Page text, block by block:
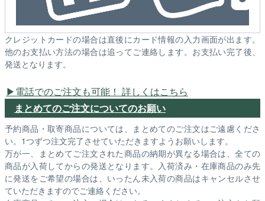
クレジットカードの場合は直後にカード情報の入力画面が出ます。
他のお支払い方法の場合は追ってご連絡します。お支払い完了後、
発送となります。
電話でのご注文も可能！ 詳しくはこちら
まとめてのご注文についてのお願い
予約商品・取寄商品については、まとめてのご注文はご遠慮くださ
い。1つずつ注文完了させていただきますようお願いします。
万が一、まとめてご注文された商品の納期が異なる場合は、全ての
商品が入荷してからの発送となります。入荷済み・在庫商品のみ先
に発送をご希望の場合は、いったん未入荷の商品はキャンセルさせ
ていただきますのでご連絡ください。